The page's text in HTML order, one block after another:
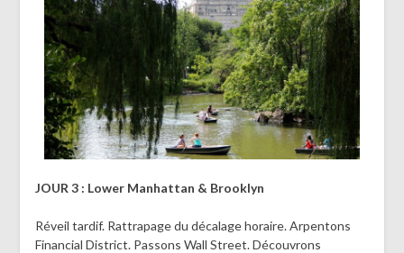
JOUR 3 : Lower Manhattan & Brooklyn
Réveil tardif. Rattrapage du décalage horaire. Arpentons
Financial District. Passons Wall Street. Découvrons